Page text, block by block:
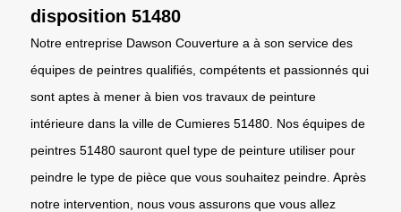
disposition 51480
Notre entreprise Dawson Couverture a à son service des
équipes de peintres qualifiés, compétents et passionnés qui
sont aptes à mener à bien vos travaux de peinture
intérieure dans la ville de Cumieres 51480. Nos équipes de
peintres 51480 sauront quel type de peinture utiliser pour
peindre le type de pièce que vous souhaitez peindre. Après
notre intervention, nous vous assurons que vous allez